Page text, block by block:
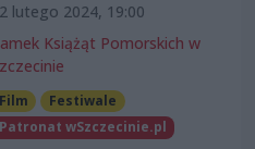
lutego 2024, 19:00
Książąt Pomorskich w
Film
Festiwale
Patronat wSzczecinie.pl